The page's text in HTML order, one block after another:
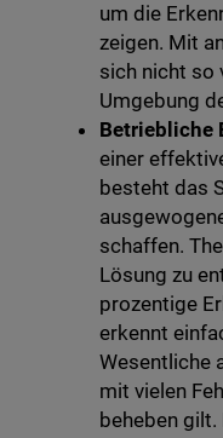
um die
zeigen. Mit
sich nicht so
Umgebung
Betriebliche
einer
besteht das
schaffen.
Lösung zu
prozentige
erkennt
Wesentliche
mit vielen
beheben